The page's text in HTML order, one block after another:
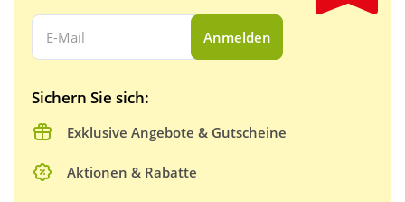
Ihre E-Mail Adresse:
Anmelden
Sichern Sie sich:
Exklusive Angebote & Gutscheine
Aktionen & Rabatte